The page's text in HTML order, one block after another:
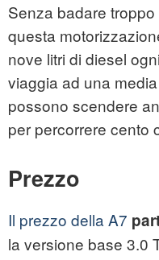
Senza badare
questa
nove litri di diesel
viaggia ad una
possono scendere
per percorrere cento
Prezzo
Il prezzo della A7
la versione base 3.0